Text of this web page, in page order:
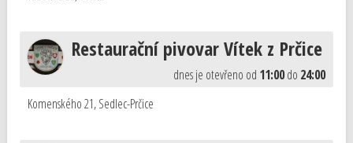
Restaurační pivovar Vítek z Prčice
dnes je otevřeno od 11:00do 24:00
Komenského 21,Sedlec-Prčice